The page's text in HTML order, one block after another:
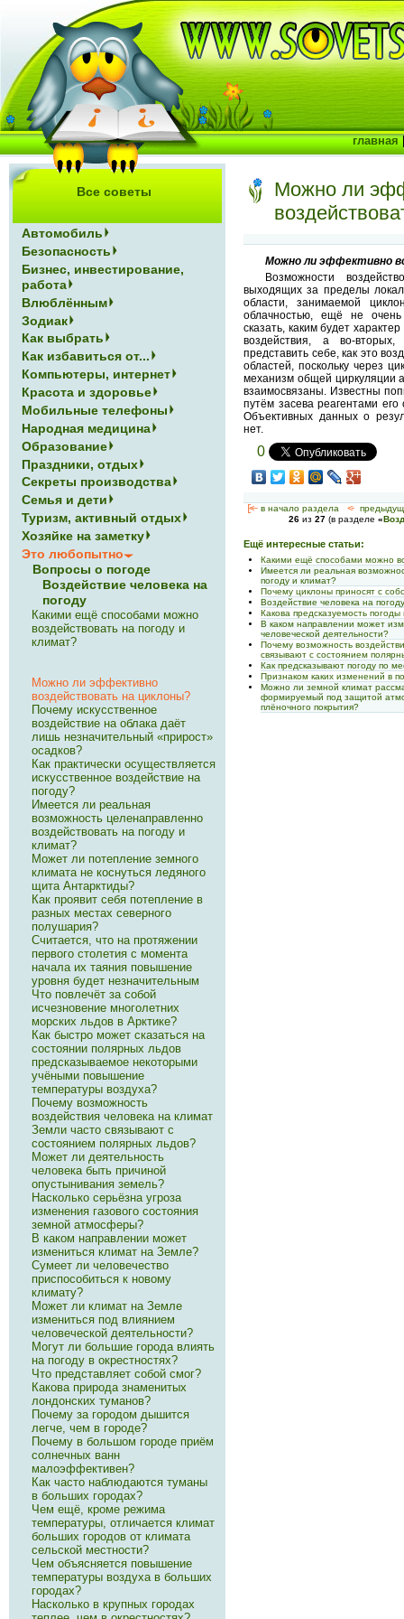
Можно ли
Можно ли эффективно
Возможности
выходящих за пределы
области, занимаемой
облачностью, ещё не
сказать, каким будет
воздействия, а во-
представить себе, как это
областей, поскольку через
механизм общей циркуляции
взаимосвязаны. Известны
путём засева реагентами
Объективных данных о
нет.
0
[<— в начало раздела <-
26из 27(в разделе «
Ещё интересные статьи:
Какими ещё способами можно
Имеется ли реальная
погоду и климат?
Почему циклоны приносят с
Воздействие человека на
Какова предсказуемость
В каком направлении может
человеческой деятельности?
Почему возможность
связывают с состоянием
Как предсказывают погоду по
Признаком каких изменений в
Можно ли земной климат
формируемый под защитой
плёночного покрытия?
Все советы
Автомобиль
Безопасность
Бизнес, инвестирование,
работа
Влюблённым
Зодиак
Как выбрать
Как избавиться от...
Компьютеры, интернет
Красота и здоровье
Мобильные телефоны
Народная медицина
Образование
Праздники, отдых
Секреты производства
Семья и дети
Туризм, активный отдых
Хозяйке на заметку
Это любопытно
Вопросы о погоде
Воздействие человека на
погоду
Какими ещё способами можно
воздействовать на погоду и
климат?
Можно ли эффективно
воздействовать на циклоны?
Почему искусственное
воздействие на облака даёт
лишь незначительный «прирост»
осадков?
Как практически осуществляется
искусственное воздействие на
погоду?
Имеется ли реальная
возможность целенаправленно
воздействовать на погоду и
климат?
Может ли потепление земного
климата не коснуться ледяного
щита Антарктиды?
Как проявит себя потепление в
разных местах северного
полушария?
Считается, что на протяжении
первого столетия с момента
начала их таяния повышение
уровня будет незначительным
Что повлечёт за собой
исчезновение многолетних
морских льдов в Арктике?
Как быстро может сказаться на
состоянии полярных льдов
предсказываемое некоторыми
учёными повышение
температуры воздуха?
Почему возможность
воздействия человека на климат
Земли часто связывают с
состоянием полярных льдов?
Может ли деятельность
человека быть причиной
опустынивания земель?
Насколько серьёзна угроза
изменения газового состояния
земной атмосферы?
В каком направлении может
измениться климат на Земле?
Сумеет ли человечество
приспособиться к новому
климату?
Может ли климат на Земле
измениться под влиянием
человеческой деятельности?
Могут ли большие города влиять
на погоду в окрестностях?
Что представляет собой смог?
Какова природа знаменитых
лондонских туманов?
Почему за городом дышится
легче, чем в городе?
Почему в большом городе приём
солнечных ванн
малоэффективен?
Как часто наблюдаются туманы
в больших городах?
Чем ещё, кроме режима
температуры, отличается климат
больших городов от климата
сельской местности?
Чем объясняется повышение
температуры воздуха в больших
городах?
Насколько в крупных городах
главная